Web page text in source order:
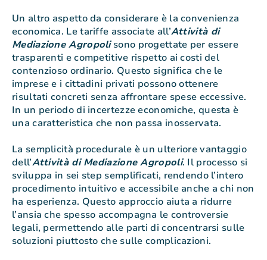
Un altro aspetto da considerare è la convenienza
economica. Le tariffe associate all’Attività di
Mediazione Agropolisono progettate per essere
trasparenti e competitive rispetto ai costi del
contenzioso ordinario. Questo significa che le
imprese e i cittadini privati possono ottenere
risultati concreti senza affrontare spese eccessive.
In un periodo di incertezze economiche, questa è
una caratteristica che non passa inosservata.
La semplicità procedurale è un ulteriore vantaggio
dell’Attività di Mediazione Agropoli. Il processo si
sviluppa in sei step semplificati, rendendo l’intero
procedimento intuitivo e accessibile anche a chi non
ha esperienza. Questo approccio aiuta a ridurre
l’ansia che spesso accompagna le controversie
legali, permettendo alle parti di concentrarsi sulle
soluzioni piuttosto che sulle complicazioni.